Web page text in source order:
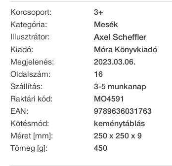
Korcsoport:
3+
Kategória:
Mesék
Illusztrátor:
Axel Scheffler
Kiadó:
Móra Könyvkiadó
Megjelenés:
2023.03.06.
Oldalszám:
16
Szállítás:
3-5 munkanap
Raktári kód:
MO4591
EAN:
9789636031763
Kötésmód:
keménytáblás
Méret [mm]:
250 x 250 x 9
Tömeg [g]:
450